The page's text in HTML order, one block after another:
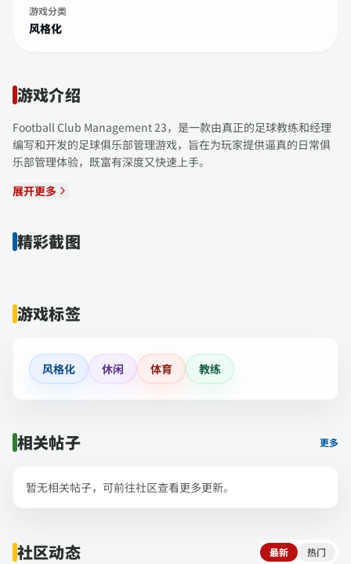
游戏分类
风格化
游戏介绍
Football Club Management 23，是一款由真正的足球教练和经理
编写和开发的足球俱乐部管理游戏，旨在为玩家提供逼真的日常俱
乐部管理体验，既富有深度又快速上手。
展开更多
精彩截图
游戏标签
风格化 休闲 体育 教练
相关帖子 更多
暂无相关帖子，可前往社区查看更多更新。
社区动态 最新 热门